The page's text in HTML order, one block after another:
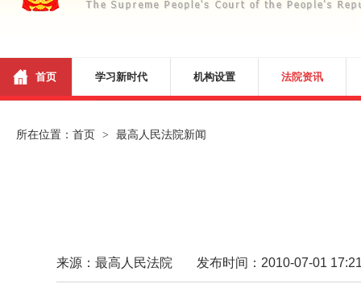
首页 学习新时代 机构设置 法院资讯
所在位置： 首页 > 最高人民法院新闻
来源：最高人民法院 发布时间：2010-07-01